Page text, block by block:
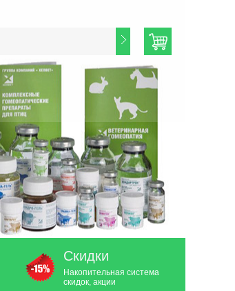
Скидки
Накопительная система
скидок, акции